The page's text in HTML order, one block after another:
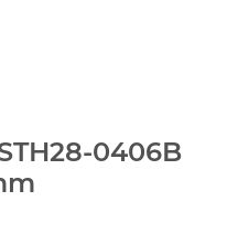
0406B